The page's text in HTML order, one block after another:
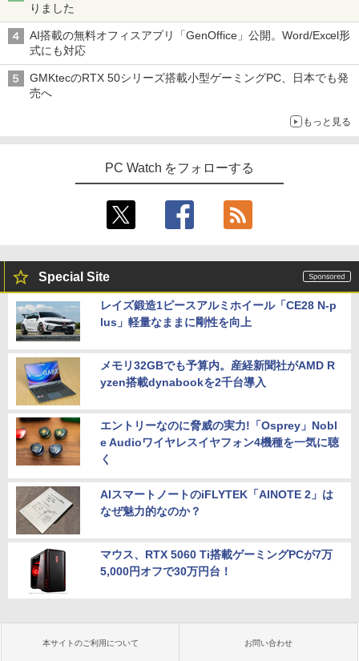
りました
AI搭載の無料オフィスアプリ「GenOffice」公開。Word/Excel形
式にも対応
GMKtecのRTX 50シリーズ搭載小型ゲーミングPC、日本でも発
売へ
もっと見る
PC Watch をフォローする
Special Site
レイズ鍛造1ピースアルミホイール「CE28 N-p
lus」軽量なままに剛性を向上
メモリ32GBでも予算内。産経新聞社がAMD R
yzen搭載dynabookを2千台導入
エントリーなのに脅威の実力!「Osprey」Nobl
e Audioワイヤレスイヤフォン4機種を一気に聴
く
AIスマートノートのiFLYTEK「AINOTE 2」は
なぜ魅力的なのか？
マウス、RTX 5060 Ti搭載ゲーミングPCが7万
5,000円オフで30万円台！
本サイトのご利用について お問い合わせ